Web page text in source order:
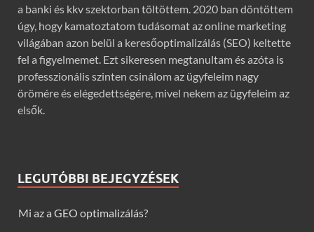
a banki és kkv szektorban töltöttem. 2020 ban döntöttem
úgy, hogy kamatoztatom tudásomat az online marketing
világában azon belül a keresőoptimalizálás (SEO) keltette
fel a figyelmemet. Ezt sikeresen megtanultam és azóta is
professzionális szinten csinálom az ügyfeleim nagy
örömére és elégedettségére, mivel nekem az ügyfeleim az
elsők.
LEGUTÓBBI BEJEGYZÉSEK
Mi az a GEO optimalizálás?